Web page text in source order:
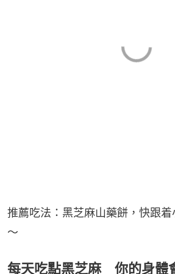
推薦吃法：黑芝麻山藥餅，快跟
～
每天吃點黑芝麻 你的身體